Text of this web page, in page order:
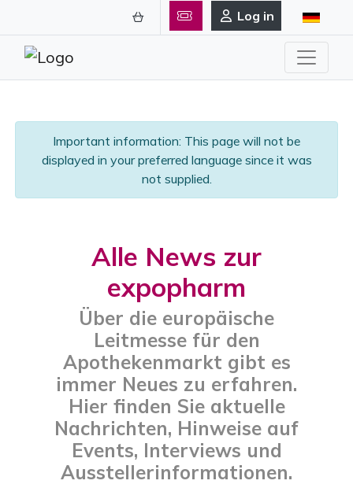
Log in
Important information: This page will not be
displayed in your preferred language since it was
not supplied.
Alle News zur
expopharm
Über die europäische
Leitmesse für den
Apothekenmarkt gibt es
immer Neues zu erfahren.
Hier finden Sie aktuelle
Nachrichten, Hinweise auf
Events, Interviews und
Ausstellerinformationen.